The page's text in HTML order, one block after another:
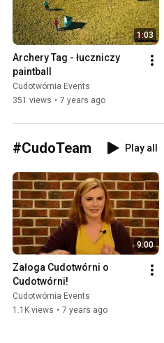
1:03
Archery Tag - łuczniczy
paintball
Cudotwórnia Events
351 views • 7 years ago
#CudoTeam Play all
9:00
Załoga Cudotwórni o
Cudotwórni!
Cudotwórnia Events
1.1K views • 7 years ago